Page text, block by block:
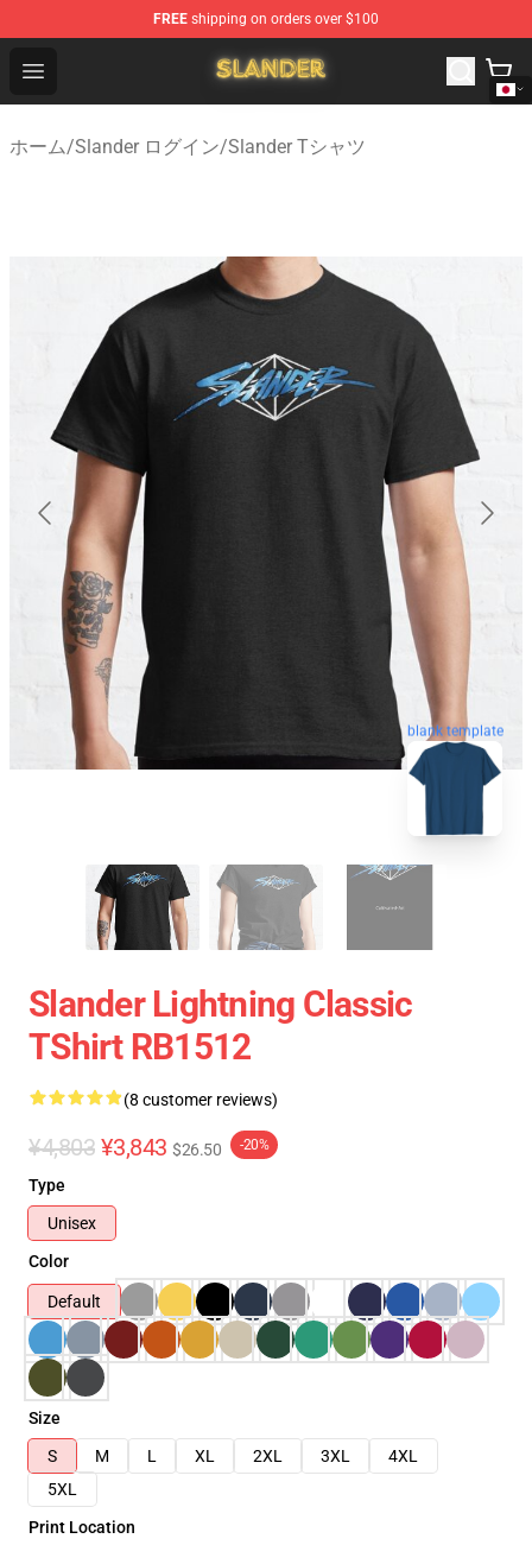
FREE shipping on orders over $100
Open menu
Slander Shop - Official Slander Merchandise Store
ホーム/Slander ログイン/Slander Tシャツ
blank template
Slander Lightning Classic
TShirt RB1512
(8 customer reviews)
¥4,803 ¥3,843 $26.50 -20%
Type
Unisex
Color
Default
Size
S
M L XL 2XL 3XL
4XL
5XL
Print Location